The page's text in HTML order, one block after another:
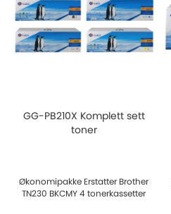
GG-PB210X Komplett sett
toner
Økonomipakke Erstatter Brother
TN230 BKCMY 4 tonerkassetter